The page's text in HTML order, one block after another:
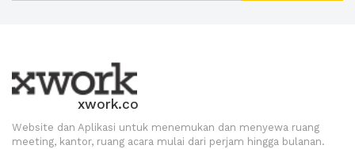
xwork.co
Website dan Aplikasi untuk menemukan dan menyewa ruang
meeting, kantor, ruang acara mulai dari perjam hingga bulanan.